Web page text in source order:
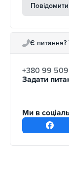
Є питання?
+380 99
Задати
Ми в